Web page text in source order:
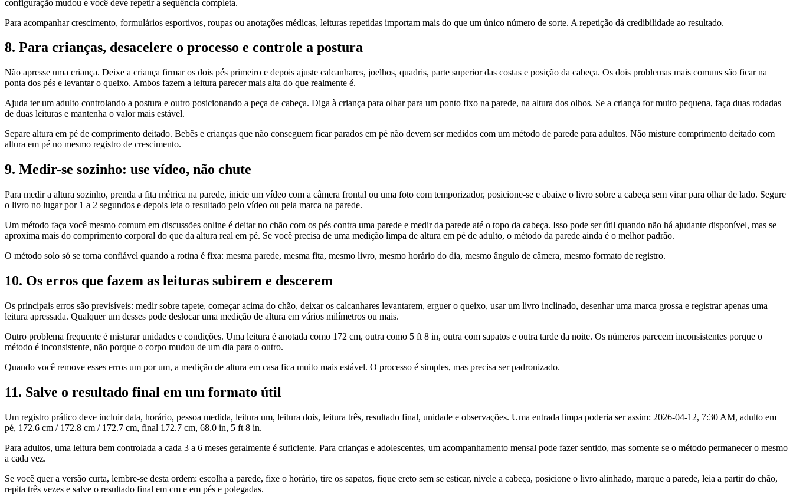
configuração mudou e você deve repetir a sequência completa.
Para acompanhar crescimento, formulários esportivos, roupas ou anotações médicas, leituras repetidas importam mais do que um único número de sorte. A repetição dá credibilidade ao resultado.
8. Para crianças, desacelere o processo e controle a postura
Não apresse uma criança. Deixe a criança firmar os dois pés primeiro e depois ajuste calcanhares, joelhos, quadris, parte superior das costas e posição da cabeça. Os dois problemas mais comuns são ficar na
ponta dos pés e levantar o queixo. Ambos fazem a leitura parecer mais alta do que realmente é.
Ajuda ter um adulto controlando a postura e outro posicionando a peça de cabeça. Diga à criança para olhar para um ponto fixo na parede, na altura dos olhos. Se a criança for muito pequena, faça duas rodadas
de duas leituras e mantenha o valor mais estável.
Separe altura em pé de comprimento deitado. Bebês e crianças que não conseguem ficar parados em pé não devem ser medidos com um método de parede para adultos. Não misture comprimento deitado com
altura em pé no mesmo registro de crescimento.
9. Medir-se sozinho: use vídeo, não chute
Para medir a altura sozinho, prenda a fita métrica na parede, inicie um vídeo com a câmera frontal ou uma foto com temporizador, posicione-se e abaixe o livro sobre a cabeça sem virar para olhar de lado. Segure
o livro no lugar por 1 a 2 segundos e depois leia o resultado pelo vídeo ou pela marca na parede.
Um método faça você mesmo comum em discussões online é deitar no chão com os pés contra uma parede e medir da parede até o topo da cabeça. Isso pode ser útil quando não há ajudante disponível, mas se
aproxima mais do comprimento corporal do que da altura real em pé. Se você precisa de uma medição limpa de altura em pé de adulto, o método da parede ainda é o melhor padrão.
O método solo só se torna confiável quando a rotina é fixa: mesma parede, mesma fita, mesmo livro, mesmo horário do dia, mesmo ângulo de câmera, mesmo formato de registro.
10. Os erros que fazem as leituras subirem e descerem
Os principais erros são previsíveis: medir sobre tapete, começar acima do chão, deixar os calcanhares levantarem, erguer o queixo, usar um livro inclinado, desenhar uma marca grossa e registrar apenas uma
leitura apressada. Qualquer um desses pode deslocar uma medição de altura em vários milímetros ou mais.
Outro problema frequente é misturar unidades e condições. Uma leitura é anotada como 172 cm, outra como 5 ft 8 in, outra com sapatos e outra tarde da noite. Os números parecem inconsistentes porque o
método é inconsistente, não porque o corpo mudou de um dia para o outro.
Quando você remove esses erros um por um, a medição de altura em casa fica muito mais estável. O processo é simples, mas precisa ser padronizado.
11. Salve o resultado final em um formato útil
Um registro prático deve incluir data, horário, pessoa medida, leitura um, leitura dois, leitura três, resultado final, unidade e observações. Uma entrada limpa poderia ser assim: 2026-04-12, 7:30 AM, adulto em
pé, 172.6 cm / 172.8 cm / 172.7 cm, final 172.7 cm, 68.0 in, 5 ft 8 in.
Para adultos, uma leitura bem controlada a cada 3 a 6 meses geralmente é suficiente. Para crianças e adolescentes, um acompanhamento mensal pode fazer sentido, mas somente se o método permanecer o mesmo
a cada vez.
Se você quer a versão curta, lembre-se desta ordem: escolha a parede, fixe o horário, tire os sapatos, fique ereto sem se esticar, nivele a cabeça, posicione o livro alinhado, marque a parede, leia a partir do chão,
repita três vezes e salve o resultado final em cm e em pés e polegadas.